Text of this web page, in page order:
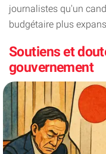
journalistes qu'un
budgétaire plus
Soutiens et
gouvernement